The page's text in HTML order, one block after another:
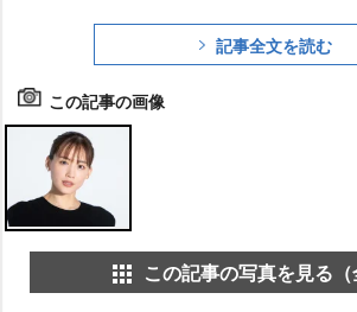
記事全文を読む
この記事の画像
この記事の写真を見る（